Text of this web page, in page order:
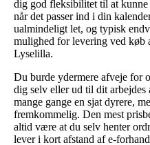
dig god fleksibilitet til at
når det passer ind i din
ualmindeligt let, og typisk
mulighed for levering ved køb
Lyselilla.
Du burde ydermere afveje for
dig selv eller ud til dit
mange gange en sjat dyrere,
fremkommelig. Den mest
altid være at du selv henter
lever i kort afstand af e-